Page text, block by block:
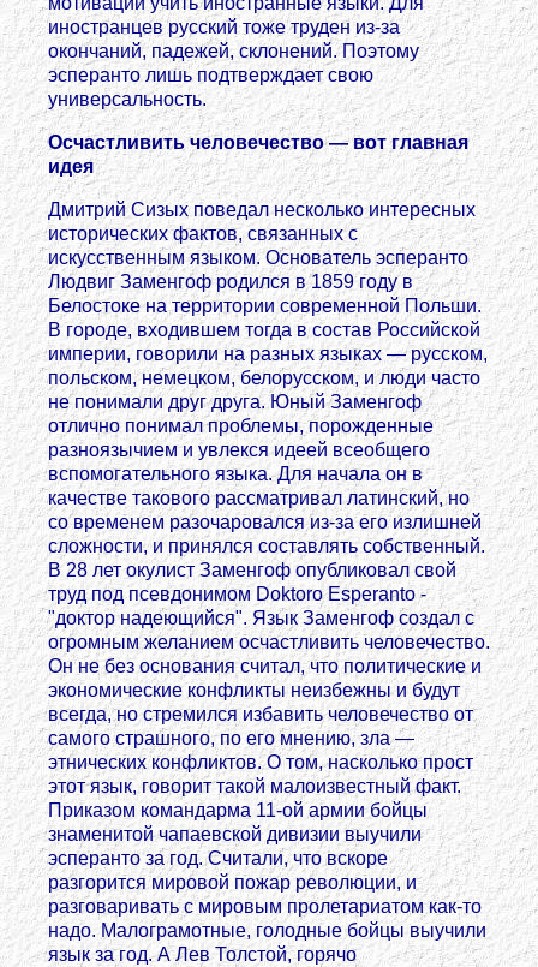
иностранцев русский тоже труден из-за
окончаний, падежей, склонений. Поэтому
эсперанто лишь подтверждает свою
универсальность.
Осчастливить человечество — вот главная
идея
Дмитрий Сизых поведал несколько интересных
исторических фактов, связанных с
искусственным языком. Основатель эсперанто
Людвиг Заменгоф родился в 1859 году в
Белостоке на территории современной Польши.
В городе, входившем тогда в состав Российской
империи, говорили на разных языках — русском,
польском, немецком, белорусском, и люди часто
не понимали друг друга. Юный Заменгоф
отлично понимал проблемы, порожденные
разноязычием и увлекся идеей всеобщего
вспомогательного языка. Для начала он в
качестве такового рассматривал латинский, но
со временем разочаровался из-за его излишней
сложности, и принялся составлять собственный.
В 28 лет окулист Заменгоф опубликовал свой
труд под псевдонимом Doktoro Esperanto -
"доктор надеющийся". Язык Заменгоф создал с
огромным желанием осчастливить человечество.
Он не без основания считал, что политические и
экономические конфликты неизбежны и будут
всегда, но стремился избавить человечество от
самого страшного, по его мнению, зла —
этнических конфликтов. О том, насколько прост
этот язык, говорит такой малоизвестный факт.
Приказом командарма 11-ой армии бойцы
знаменитой чапаевской дивизии выучили
эсперанто за год. Считали, что вскоре
разгорится мировой пожар революции, и
разговаривать с мировым пролетариатом как-то
надо. Малограмотные, голодные бойцы выучили
язык за год. А Лев Толстой, горячо